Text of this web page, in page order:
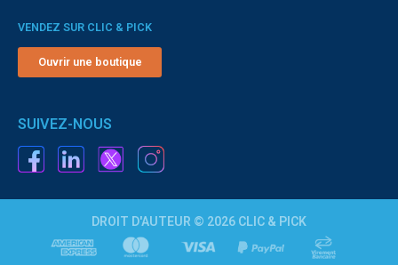
VENDEZ SUR CLIC & PICK
Ouvrir une boutique
SUIVEZ-NOUS
DROIT D'AUTEUR © 2026 CLIC & PICK